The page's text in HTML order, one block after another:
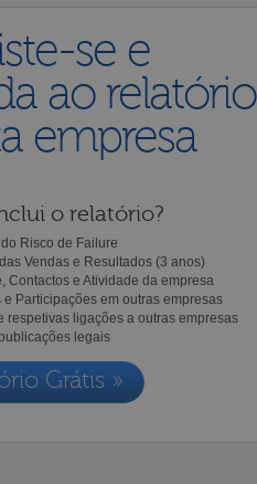
se e
ao relatório
empresa
o relatório?
Risco de Failure
Vendas e Resultados (3 anos)
Contactos e Atividade da empresa
e Participações em outras empresas
respetivas ligações a outras empresas
legais
Grátis »